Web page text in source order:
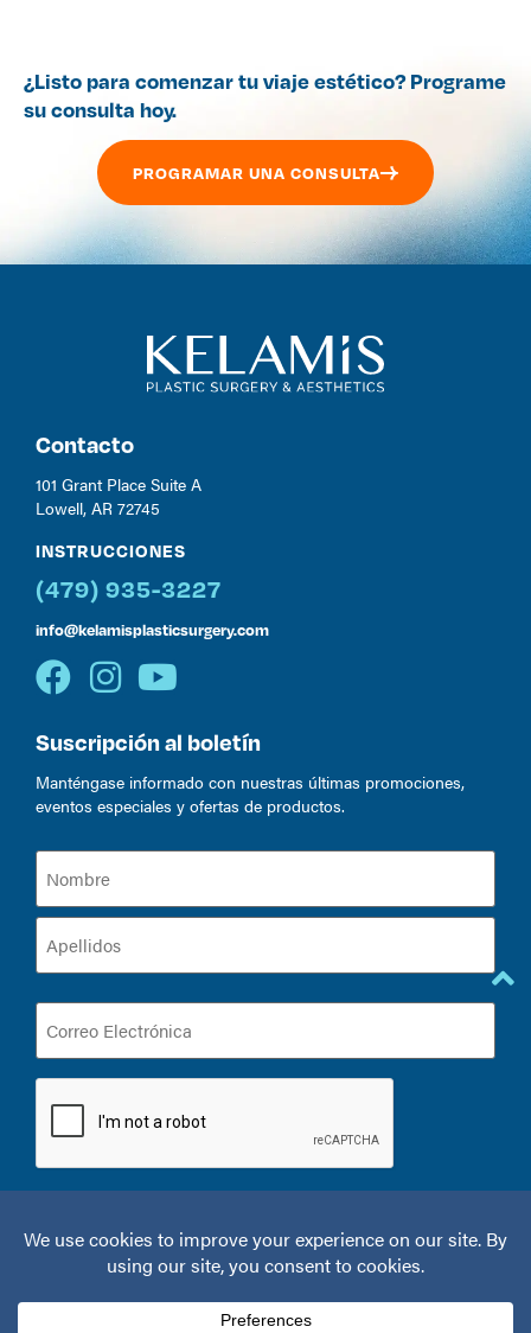
¿Listo para comenzar tu viaje estético? Programe
su consulta hoy.
PROGRAMAR UNA CONSULTA
Contacto
101 Grant Place Suite A
Lowell, AR 72745
INSTRUCCIONES
(479) 935-3227
info@kelamisplasticsurgery.com
Suscripción al boletín
Manténgase informado con nuestras últimas promociones,
eventos especiales y ofertas de productos.
Nombre
(Required)
Correo
Electrónica
CAPTCHA